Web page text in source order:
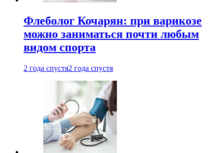
Флеболог Кочарян: при варикозе
можно заниматься почти любым
видом спорта
2 года спустя2 года спустя